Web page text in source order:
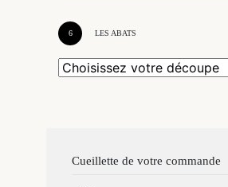
6 LES ABATS
Cueillette de votre commande